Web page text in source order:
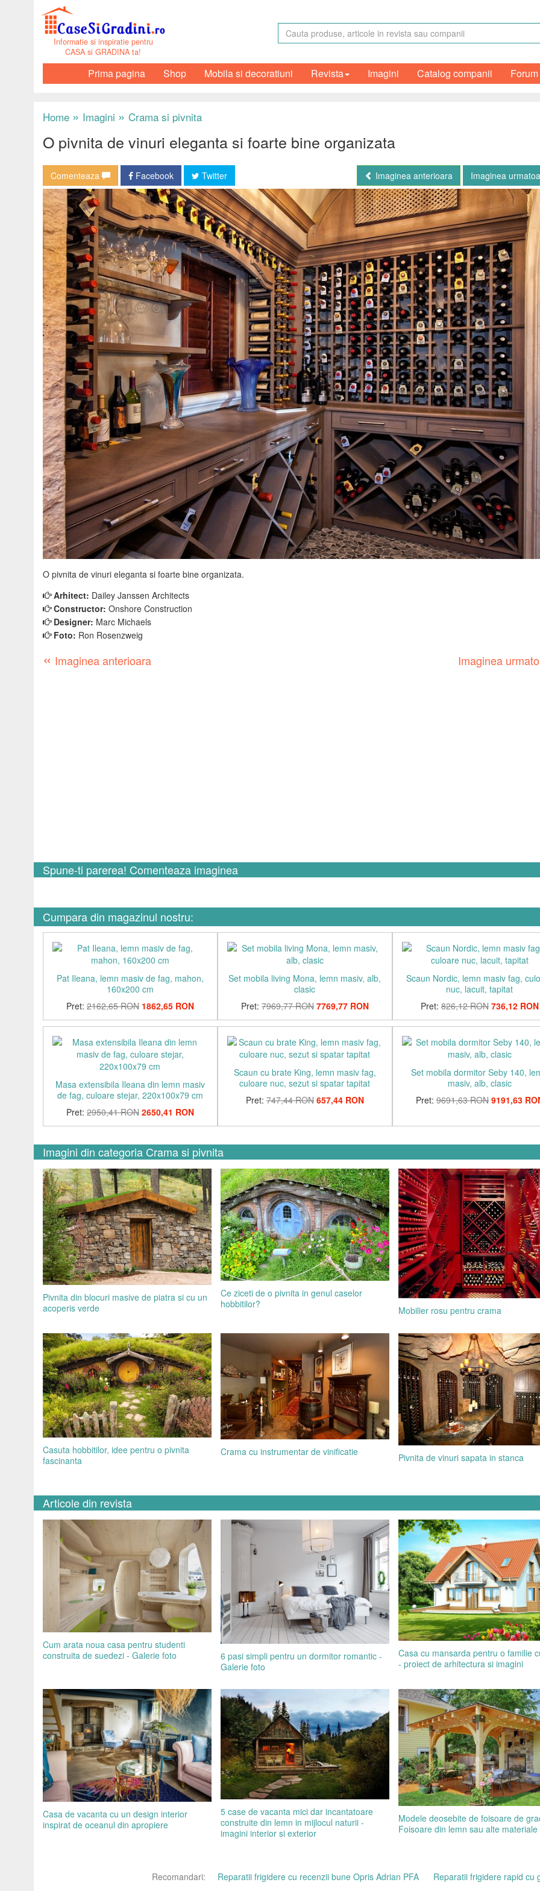
Informatie si inspiratie pentru
CASA si GRADINA ta!
Prima pagina Shop Mobila si decoratiuni Revista Imagini Catalog companii Forum
Home » Imagini » Crama si pivnita
O pivnita de vinuri eleganta si foarte bine organizata
Comenteaza Facebook Twitter Imaginea anterioara Imaginea
O pivnita de vinuri eleganta si foarte bine organizata.
Arhitect: Dailey Janssen Architects
Constructor: Onshore Construction
Designer: Marc Michaels
Foto: Ron Rosenzweig
« Imaginea anterioara Imaginea
Spune-ti parerea! Comenteaza imaginea
Cumpara din magazinul nostru:
Pat Ileana, lemn masiv de fag, mahon,
160x200 cm
Pret: 2162,65 RON 1862,65 RON
Set mobila living Mona, lemn masiv, alb,
clasic
Pret: 7969,77 RON 7769,77 RON
Scaun Nordic, lemn masiv fag,
nuc, lacuit, tapitat
Pret: 826,12 RON 736,12 RON
Masa extensibila Ileana din lemn masiv
de fag, culoare stejar, 220x100x79 cm
Pret: 2950,41 RON 2650,41 RON
Scaun cu brate King, lemn masiv fag,
culoare nuc, sezut si spatar tapitat
Pret: 747,44 RON 657,44 RON
Set mobila dormitor Seby 140,
masiv, alb, clasic
Pret: 9691,63 RON 9191,63
Imagini din categoria Crama si pivnita
Pivnita din blocuri masive de piatra si cu un
acoperis verde
Ce ziceti de o pivnita in genul caselor
hobbitilor?
Mobilier rosu pentru crama
Casuta hobbitilor, idee pentru o pivnita
fascinanta
Crama cu instrumentar de vinificatie Pivnita de vinuri sapata in stanca
Articole din revista
Cum arata noua casa pentru studenti
construita de suedezi - Galerie foto
6 pasi simpli pentru un dormitor romantic -
Galerie foto
Casa cu mansarda pentru o familie
- proiect de arhitectura si imagini
Casa de vacanta cu un design interior
inspirat de oceanul din apropiere
5 case de vacanta mici dar incantatoare
construite din lemn in mijlocul naturii -
imagini interior si exterior
Modele deosebite de foisoare de
Foisoare din lemn sau alte materiale
Recomandari: Reparatii frigidere cu recenzii bune Opris Adrian PFA Reparatii frigidere rapid cu